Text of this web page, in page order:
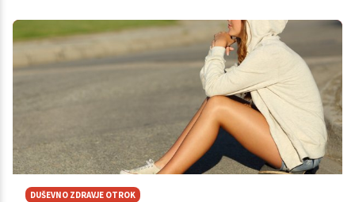
pomembno, da kosti prejemajo ustrezne hranilne snovi skozi
vse življenje, saj lahko s staranjem postanejo bolj dovzetne za
bolezni, kot sta osteoporoza ali artritis. Dobra novica je, da
lahko z nekaj enostavnimi prehranskimi spremembami močno
pripomorete k zdravju svojih kosti.
DUŠEVNO ZDRAVJE OTROK